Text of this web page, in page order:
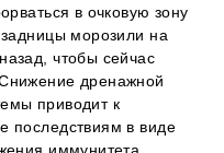
в очковую зону
морозили на
чтобы сейчас
дренажной
приводит к
последствиям в виде